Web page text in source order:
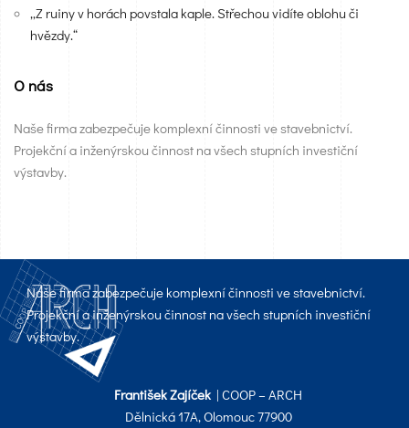
„Z ruiny v horách povstala kaple. Střechou vidíte oblohu či
hvězdy.“
O nás
Naše firma zabezpečuje komplexní činnosti ve stavebnictví.
Projekční a inženýrskou činnost na všech stupních investiční
výstavby.
Naše firma zabezpečuje komplexní činnosti ve stavebnictví.
Projekční a inženýrskou činnost na všech stupních investiční
výstavby.
František Zajíček | COOP – ARCH
Dělnická 17A, Olomouc 77900